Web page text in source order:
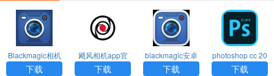
Blackmagic相机
下载安装
下载
飓风相机app官
方下载
下载
blackmagic安卓
版下载
下载
photoshop cc 20
19 手机版下载
下载